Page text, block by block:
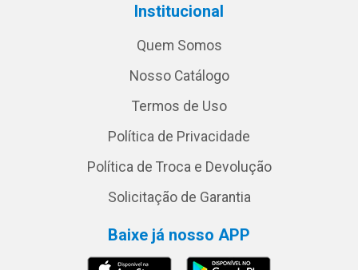
Institucional
Quem Somos
Nosso Catálogo
Termos de Uso
Política de Privacidade
Política de Troca e Devolução
Solicitação de Garantia
Baixe já nosso APP